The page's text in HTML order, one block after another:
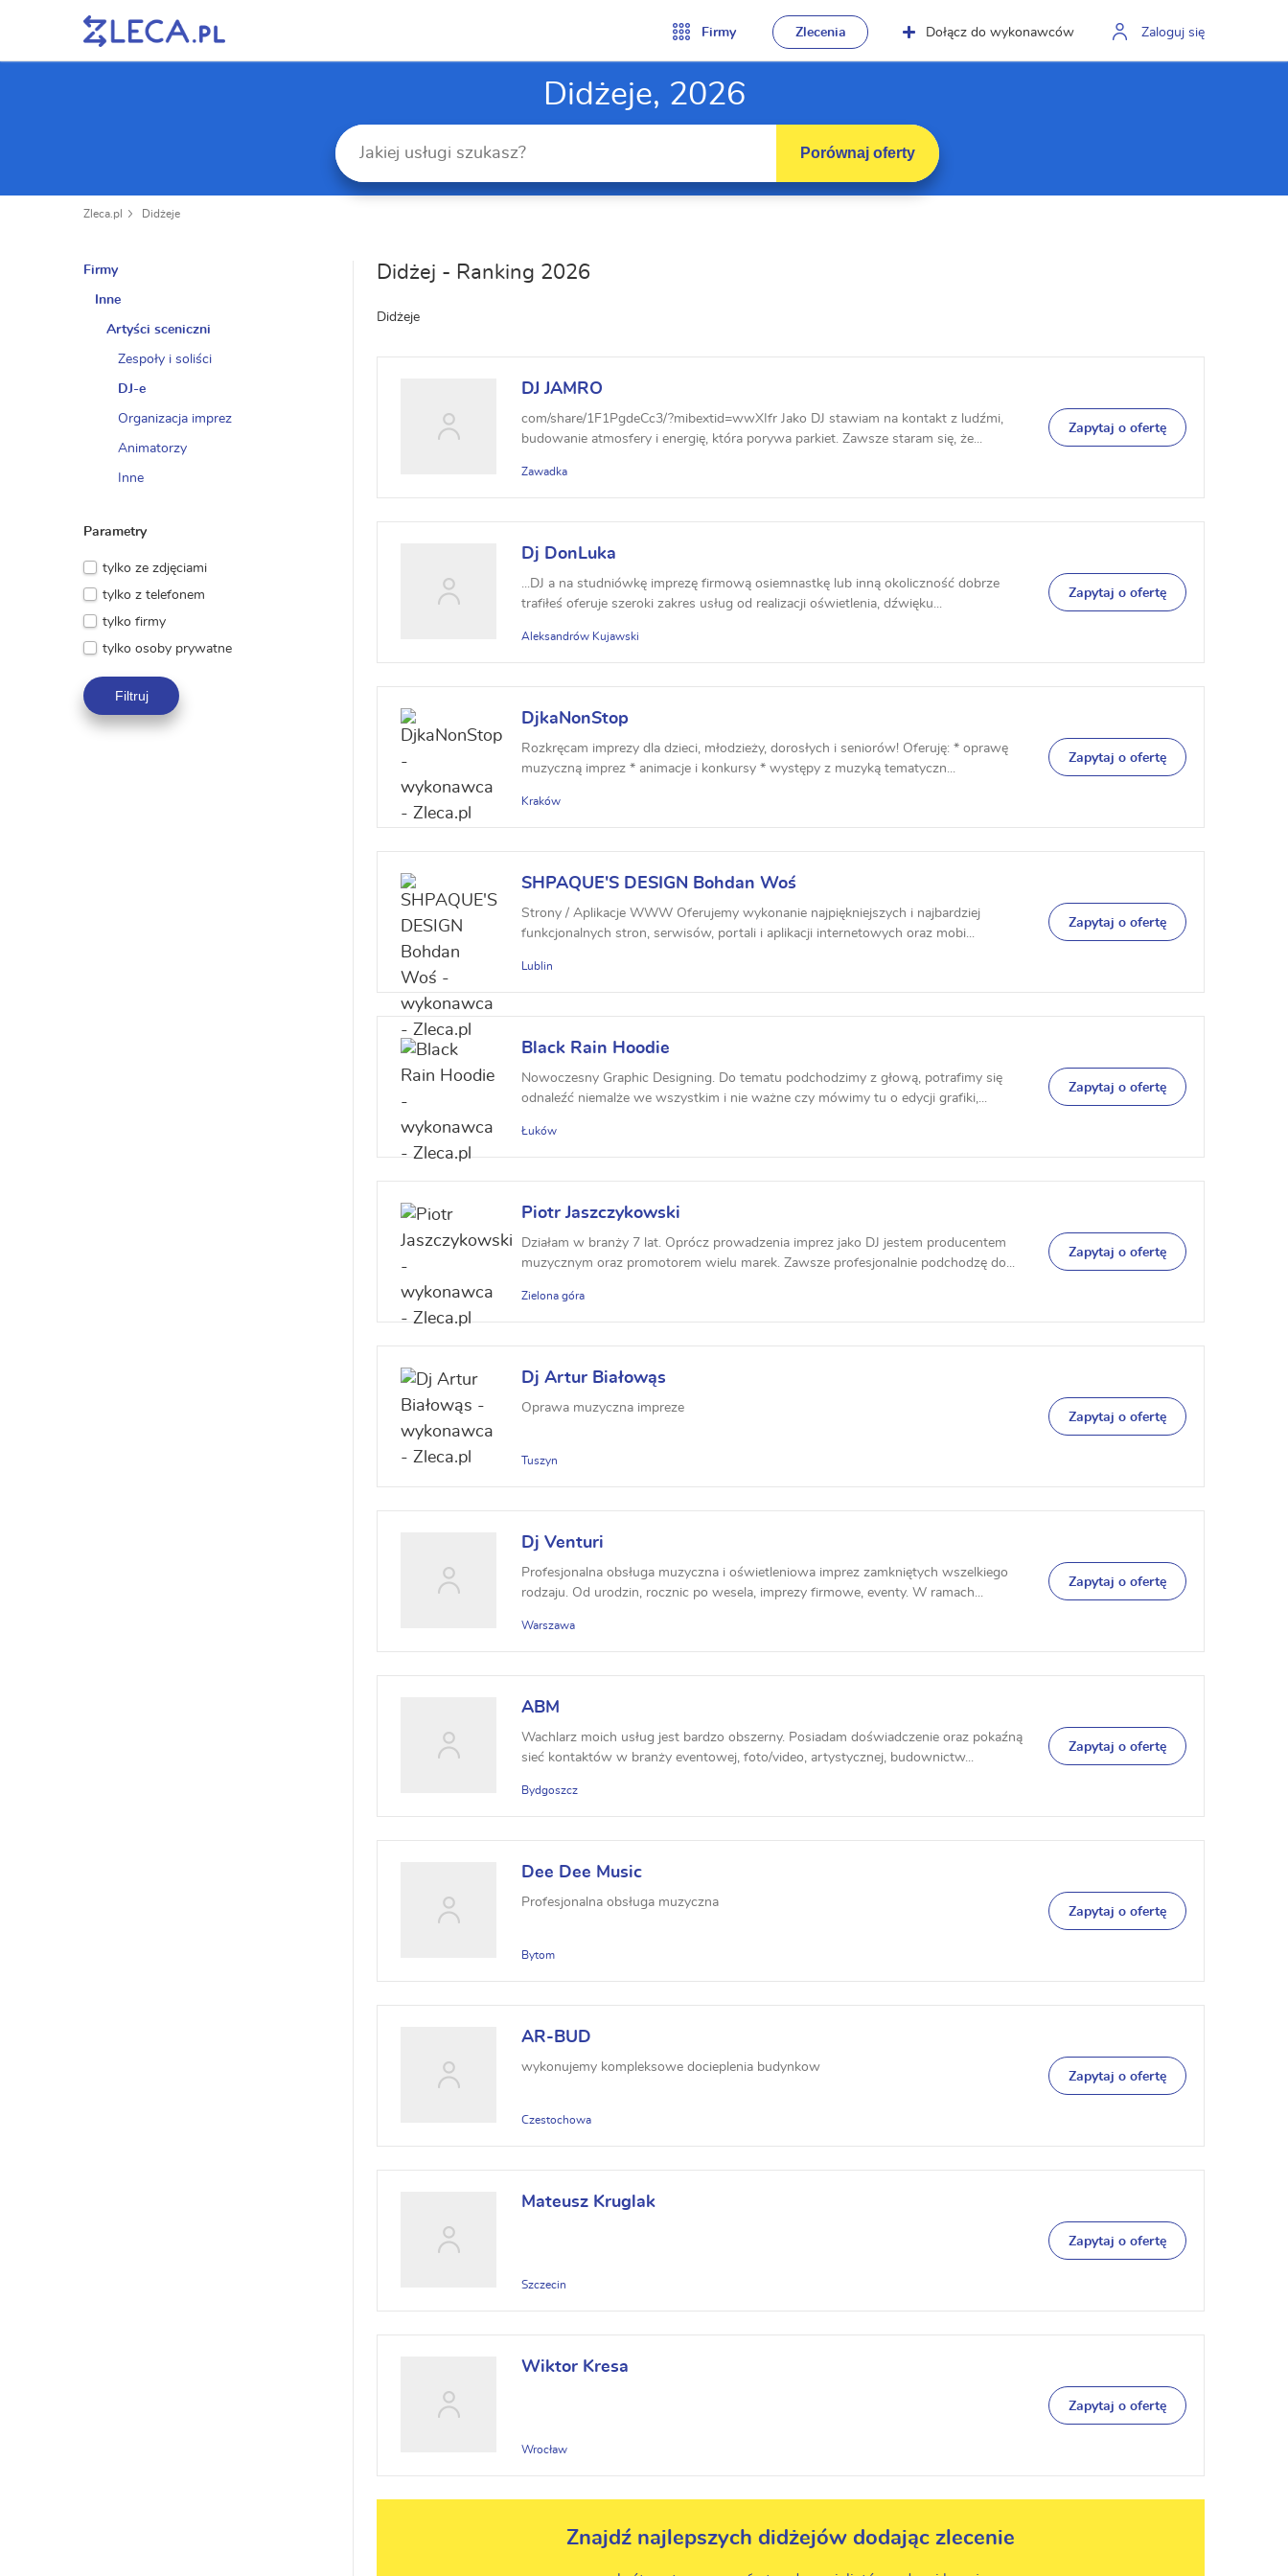
Firmy Zlecenia Dołącz do wykonawców Zaloguj się
Didżeje, 2026
Porównaj oferty
Zleca.pl Didżeje
Didżej - Ranking 2026
Didżeje
DJ JAMRO
com/share/1F1PgdeCc3/?mibextid=wwXIfr Jako DJ stawiam na kontakt z ludźmi,
budowanie atmosfery i energię, która porywa parkiet. Zawsze staram się, że...
Zawadka
Zapytaj o ofertę
Dj DonLuka
...DJ a na studniówkę imprezę firmową osiemnastkę lub inną okoliczność dobrze
trafiłeś oferuje szeroki zakres usług od realizacji oświetlenia, dźwięku...
Aleksandrów Kujawski
Zapytaj o ofertę
DjkaNonStop
Rozkręcam imprezy dla dzieci, młodzieży, dorosłych i seniorów! Oferuję: * oprawę
muzyczną imprez * animacje i konkursy * występy z muzyką tematyczn...
Kraków
Zapytaj o ofertę
SHPAQUE'S DESIGN Bohdan Woś
Strony / Aplikacje WWW Oferujemy wykonanie najpiękniejszych i najbardziej
funkcjonalnych stron, serwisów, portali i aplikacji internetowych oraz mobi...
Lublin
Zapytaj o ofertę
Black Rain Hoodie
Nowoczesny Graphic Designing. Do tematu podchodzimy z głową, potrafimy się
odnaleźć niemalże we wszystkim i nie ważne czy mówimy tu o edycji grafiki,...
Łuków
Zapytaj o ofertę
Piotr Jaszczykowski
Działam w branży 7 lat. Oprócz prowadzenia imprez jako DJ jestem producentem
muzycznym oraz promotorem wielu marek. Zawsze profesjonalnie podchodzę do...
Zielona góra
Zapytaj o ofertę
Dj Artur Białowąs
Oprawa muzyczna impreze
Tuszyn
Zapytaj o ofertę
Dj Venturi
Profesjonalna obsługa muzyczna i oświetleniowa imprez zamkniętych wszelkiego
rodzaju. Od urodzin, rocznic po wesela, imprezy firmowe, eventy. W ramach...
Warszawa
Zapytaj o ofertę
ABM
Wachlarz moich usług jest bardzo obszerny. Posiadam doświadczenie oraz pokaźną
sieć kontaktów w branży eventowej, foto/video, artystycznej, budownictw...
Bydgoszcz
Zapytaj o ofertę
Dee Dee Music
Profesjonalna obsługa muzyczna
Bytom
Zapytaj o ofertę
AR-BUD
wykonujemy kompleksowe docieplenia budynkow
Czestochowa
Zapytaj o ofertę
Mateusz Kruglak
Szczecin
Zapytaj o ofertę
Wiktor Kresa
Wrocław
Zapytaj o ofertę
Znajdź najlepszych didżejów dodając zlecenie
Firmy
Inne
Artyści sceniczni
Zespoły i soliści
DJ-e
Organizacja imprez
Animatorzy
Inne
Parametry
tylko ze zdjęciami
tylko z telefonem
tylko firmy
tylko osoby prywatne
Filtruj